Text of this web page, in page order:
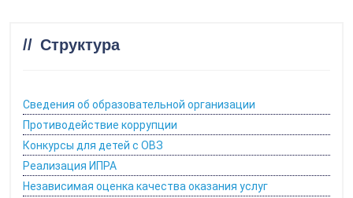
Структура
Сведения об образовательной организации
Противодействие коррупции
Конкурсы для детей с ОВЗ
Реализация ИПРА
Независимая оценка качества оказания услуг